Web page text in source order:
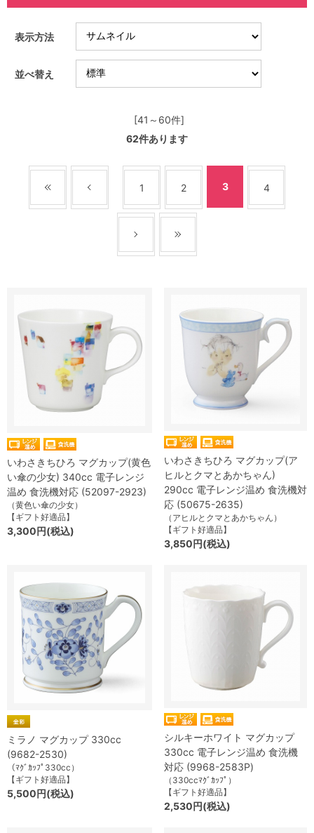
表示方法
並べ替え
[41～60件]
62件あります
1 2 3 4
いわさきちひろ マグカップ(黄色
い傘の少女) 340cc 電子レンジ
温め 食洗機対応 (52097-2923)
（黄色い傘の少女）
【ギフト好適品】
3,300円(税込)
いわさきちひろ マグカップ(ア
ヒルとクマとあかちゃん)
290cc 電子レンジ温め 食洗機対
応 (50675-2635)
（アヒルとクマとあかちゃん）
【ギフト好適品】
3,850円(税込)
ミラノ マグカップ 330cc
(9682-2530)
（ﾏｸﾞｶｯﾌﾟ330cc）
【ギフト好適品】
5,500円(税込)
シルキーホワイト マグカップ
330cc 電子レンジ温め 食洗機
対応 (9968-2583P)
（330ccﾏｸﾞｶｯﾌﾟ）
【ギフト好適品】
2,530円(税込)